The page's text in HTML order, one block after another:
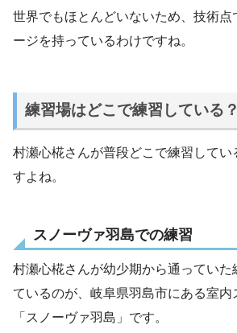
世界でもほとんどいないため、技術点
ージを持っているわけですね。
練習場はどこで練習している？
村瀬心椛さんが普段どこで練習してい
すよね。
スノーヴァ羽島での練習
村瀬心椛さんが幼少期から通っていた
ているのが、岐阜県羽島市にある室内
「スノーヴァ羽島」です。